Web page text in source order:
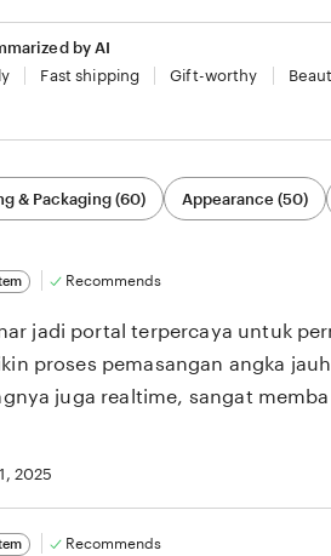
by AI
Fast shipping Gift-worthy
& Packaging (60) Appearance (50)
Recommends
jadi portal terpercaya untuk
proses pemasangan angka
juga realtime, sangat
2025
Recommends